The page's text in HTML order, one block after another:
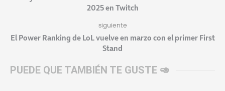
2025 en Twitch
siguiente
El Power Ranking de LoL vuelve en marzo con el primer First
Stand
PUEDE QUE TAMBIÉN TE GUSTE 🥑